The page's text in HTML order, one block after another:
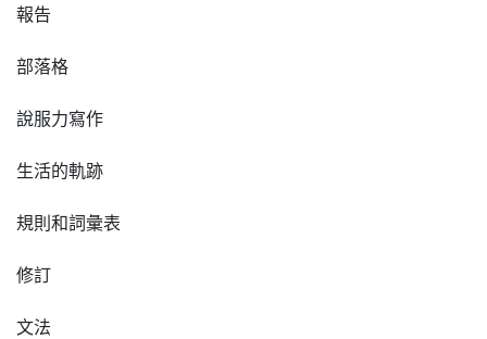
報告
部落格
說服力寫作
生活的軌跡
規則和詞彙表
修訂
文法